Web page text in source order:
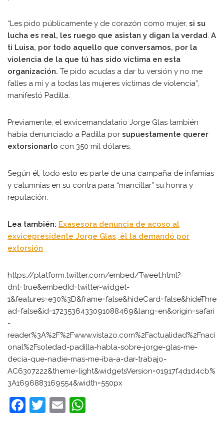
“Les pido públicamente y de corazón como mujer, si su
lucha es real, les ruego que asistan y digan la verdad. A
ti Luisa, por todo aquello que conversamos, por la
violencia de la que tú has sido víctima en esta
organización. Te pido acudas a dar tu versión y no me
falles a mí y a todas las mujeres víctimas de violencia”,
manifestó Padilla.
Previamente, el exvicemandatario Jorge Glas también
había denunciado a Padilla por supuestamente querer
extorsionarlo con 350 mil dólares.
Según él, todo esto es parte de una campaña de infamias
y calumnias en su contra para “mancillar” su honra y
reputación.
Lea también: Exasesora denuncia de acoso al
exvicepresidente Jorge Glas; él la demandó por
extorsión
https://platform.twitter.com/embed/Tweet.html?
dnt=true&embedId=twitter-widget-
1&features=e30%3D&frame=false&hideCard=false&hideThre
ad=false&id=1723536433091088469&lang=en&origin=safari
-
reader%3A%2F%2Fwww.vistazo.com%2Factualidad%2Fnaci
onal%2Fsoledad-padilla-habla-sobre-jorge-glas-me-
decia-que-nadie-mas-me-iba-a-dar-trabajo-
AC6307222&theme=light&widgetsVersion=01917f4d1d4cb%
3A1696883169554&width=550px
F
T
E